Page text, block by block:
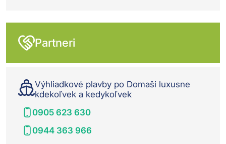
Partneri
Výhliadkové plavby po Domaši luxusne
kdekoľvek a kedykoľvek
0905 623 630
0944 363 966